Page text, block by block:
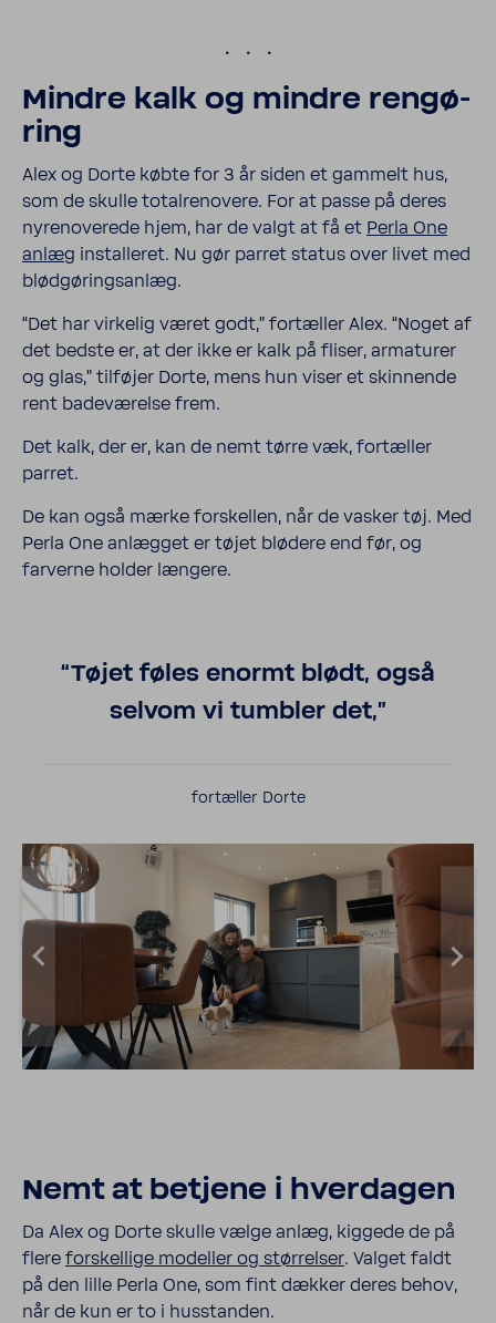
.
Mindre kalk og mindre rengø­
ring
Alex og Dorte købte for 3 år siden et gammelt hus,
som de skulle total­renovere. For at passe på deres
nyrenove­rede hjem, har de valgt at få et Perla One
anlæg instal­leret. Nu gør parret status over livet med
blød­gø­rings­anlæg.
“Det har virkelig været godt,” fortæller Alex. “Noget af
det bedste er, at der ikke er kalk på fliser, arma­turer
og glas,” tilføjer Dorte, mens hun viser et skin­nende
rent bade­væ­relse frem.
Det kalk, der er, kan de nemt tørre væk, fortæller
parret.
De kan også mærke forskellen, når de vasker tøj. Med
Perla One anlægget er tøjet blødere end før, og
farverne holder længere.
“Tøjet føles enormt blødt, også
selvom vi tumbler det,”
fortæller Dorte
Nemt at betjene i hver­dagen
Da Alex og Dorte skulle vælge anlæg, kiggede de på
flere forskel­lige modeller og stør­relser. Valget faldt
på den lille Perla One, som fint dækker deres behov,
når de kun er to i husstanden.